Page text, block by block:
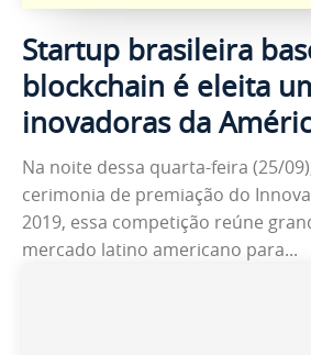
Startup brasileira
blockchain é eleita
inovadoras da
Na noite dessa quarta-feira (25/
cerimonia de premiação do
2019, essa competição reúne
mercado latino americano para...